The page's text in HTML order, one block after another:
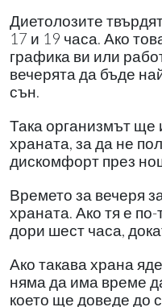
Диетолозите
17 и 19 часа. Ако
графика ви или
вечерята да бъде
сън.
Така организмът
храната, за да не
дискомфорт през
Времето за вечеря
храната. Ако тя е
дори шест часа,
Ако такава храна
няма да има време
което ще доведе до